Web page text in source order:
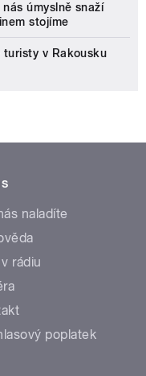
úmyslně snaží
stojíme
turisty v Rakousku
naladíte
rádiu
poplatek